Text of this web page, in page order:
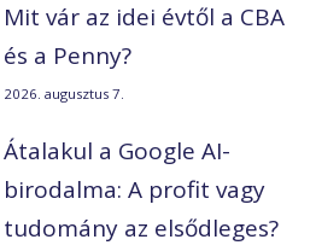
Mit vár az idei évtől a CBA
és a Penny?
2026. augusztus 7.
Átalakul a Google AI-
birodalma: A profit vagy
tudomány az elsődleges?